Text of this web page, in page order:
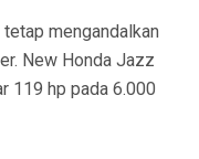
mengandalkan
New Honda Jazz
119 hp pada 6.000